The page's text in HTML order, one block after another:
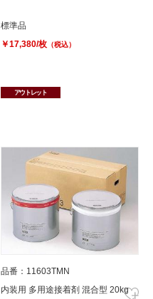
標準品
￥17,380/枚 （税込）
アウトレット
品番：11603TMN
内装用 多用途接着剤 混合型 20kg